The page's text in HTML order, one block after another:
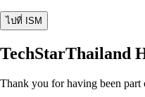
ไปที่ ISM
TechStarThailand
Thank you for having been part